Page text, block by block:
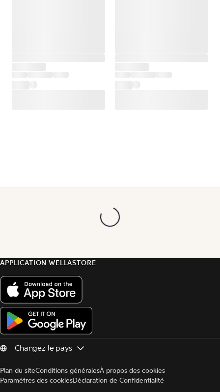
APPLICATION WELLASTORE
Plan du siteConditions généralesÀ propos des cookies
Paramètres des cookiesDéclaration de Confidentialité